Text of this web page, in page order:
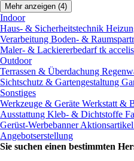
Mehr anzeigen (4)
Indoor
Haus- & Sicherheitstechnik
Verarbeitung Boden- &
Maler- & Lackiererbedarftk
Outdoor
Terrassen & Überdachung
Sichtschutz & Gartengestaltung
Sonstiges
Werkzeuge & Geräte Werkstatt &
Ausstattung Kleb- & Dichtstoffe
Gerüst-WerbebannerAktionsartikel
Angebotserstellung
Sie suchen einen bestimmten